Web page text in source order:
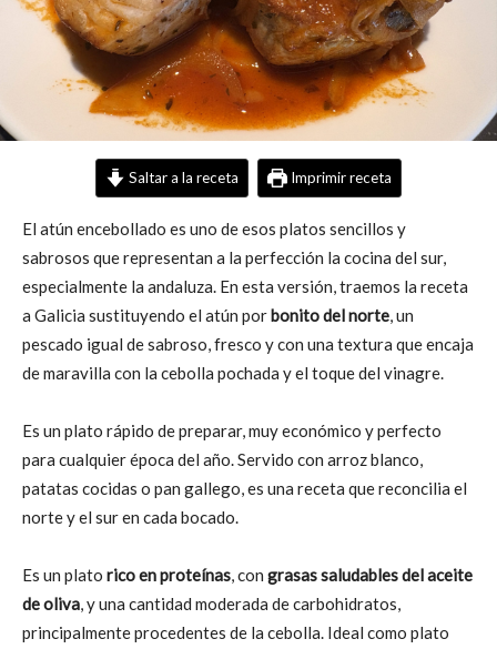
Saltar a la receta Imprimir receta
El atún encebollado es uno de esos platos sencillos y
sabrosos que representan a la perfección la cocina del sur,
especialmente la andaluza. En esta versión, traemos la receta
a Galicia sustituyendo el atún porbonito del norte, un
pescado igual de sabroso, fresco y con una textura que encaja
de maravilla con la cebolla pochada y el toque del vinagre.
Es un plato rápido de preparar, muy económico y perfecto
para cualquier época del año. Servido con arroz blanco,
patatas cocidas o pan gallego, es una receta que reconcilia el
norte y el sur en cada bocado.
Es un plato rico en proteínas, con grasas saludables del aceite
de oliva, y una cantidad moderada de carbohidratos,
principalmente procedentes de la cebolla. Ideal como plato